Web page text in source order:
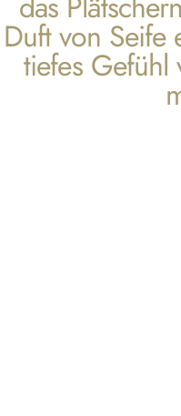
Duftvon Seife
tiefes Gefühl